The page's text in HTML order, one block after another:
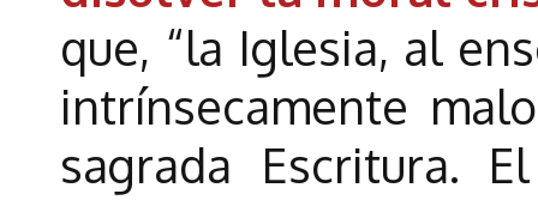
que, “la Iglesia, al
intrínsecamente
sagrada Escritura.